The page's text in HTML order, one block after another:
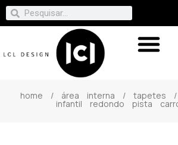
home / área interna / tapetes /
infantil redondo pista